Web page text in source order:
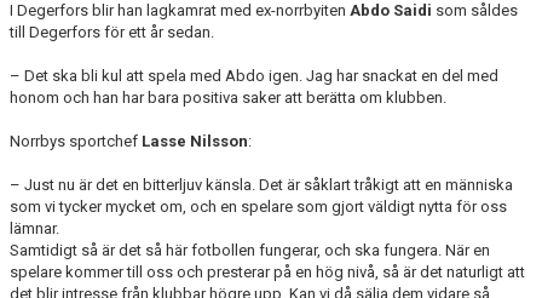
I Degerfors blir han lagkamrat med ex-norrbyiten Abdo Saidi som såldes
till Degerfors för ett år sedan.
– Det ska bli kul att spela med Abdo igen. Jag har snackat en del med
honom och han har bara positiva saker att berätta om klubben.
Norrbys sportchef Lasse Nilsson:
– Just nu är det en bitterljuv känsla. Det är såklart tråkigt att en människa
som vi tycker mycket om, och en spelare som gjort väldigt nytta för oss
lämnar.
Samtidigt så är det så här fotbollen fungerar, och ska fungera. När en
spelare kommer till oss och presterar på en hög nivå, så är det naturligt att
det blir intresse från klubbar högre upp. Kan vi då sälja dem vidare så